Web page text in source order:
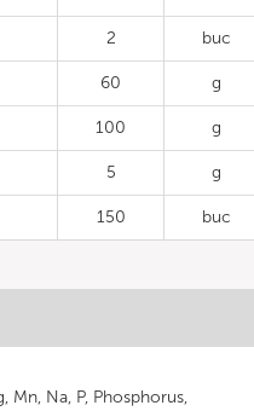
2 buc
60 g
100 g
5 g
150 buc
Mn, Na, P, Phosphorus,